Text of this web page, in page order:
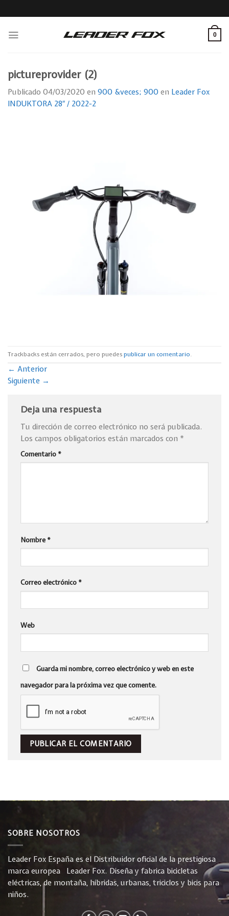
to
0
pictureprovider (2)
Publicado 04/03/2020 en 900 &veces; 900 en Leader Fox
INDUKTORA 28″ / 2022-2
Trackbacks están cerrados, pero puedespublicar un comentario.
← Anterior
Siguiente →
Deja una respuesta
Tu dirección de correo electrónico no será publicada.
Los campos obligatorios están marcados con *
Comentario *
Nombre *
Correo electrónico *
Web
Guarda mi nombre, correo electrónico y web en este
navegador para la próxima vez que comente.
SOBRE NOSOTROS
Leader Fox España es el Distribuidor oficial de la prestigiosa
marca europea Leader Fox. Diseña y fabrica bicicletas
eléctricas, de montaña, híbridas, urbanas, triciclos y bicis para
niños.